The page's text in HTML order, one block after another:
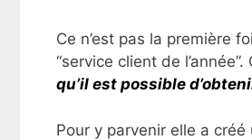
Ce n’est pas la première
“service client de
qu’il est possible
Pour y parvenir elle a